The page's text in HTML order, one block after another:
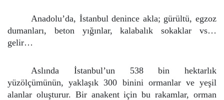
Anadolu’da, İstanbul denince akla; gürültü, egzoz
dumanları, beton yığınlar, kalabalık sokaklar vs…
gelir…
Aslında İstanbul’un 538 bin hektarlık
yüzölçümünün, yaklaşık 300 binini ormanlar ve yeşil
alanlar oluşturur. Bir anakent için bu rakamlar, orman